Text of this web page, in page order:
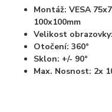
Montáž: VESA
100x100mm
Velikost
Otočení: 360°
Sklon: +/- 90°
Max. Nosnost: 2x